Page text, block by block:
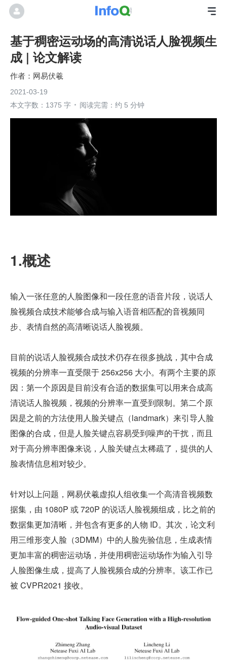
基于稠密运动场的高清说话人脸视频生
成 | 论文解读
网易伏羲
2021-03-19
本文字数：1375 字
阅读完需：约 5 分钟
1.概述
输入一张任意的人脸图像和一段任意的语音片段，说话人
脸视频合成技术能够合成与输入语音相匹配的音视频同
步、表情自然的高清晰说话人脸视频。
目前的说话人脸视频合成技术仍存在很多挑战，其中合成
视频的分辨率一直受限于 256x256 大小。有两个主要的原
因：第一个原因是目前没有合适的数据集可以用来合成高
清说话人脸视频，视频的分辨率一直受到限制。第二个原
因是之前的方法使用人脸关键点（landmark）来引导人脸
图像的合成，但是人脸关键点容易受到噪声的干扰，而且
对于高分辨率图像来说，人脸关键点太稀疏了，提供的人
脸表情信息相对较少。
针对以上问题，网易伏羲虚拟人组收集一个高清音视频数
据集，由 1080P 或 720P 的说话人脸视频组成，比之前的
数据集更加清晰，并包含有更多的人物 ID。其次，论文利
用三维形变人脸（3DMM）中的人脸先验信息，生成表情
更加丰富的稠密运动场，并使用稠密运动场作为输入引导
人脸图像生成，提高了人脸视频合成的分辨率。该工作已
被 CVPR2021 接收。